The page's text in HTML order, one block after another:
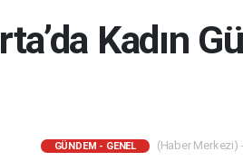
Kadın
GÜNDEM - GENEL (Haber Merkezi)